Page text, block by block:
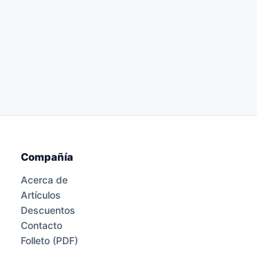
Compañía
Acerca de
Artículos
Descuentos
Contacto
Folleto (PDF)